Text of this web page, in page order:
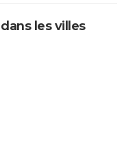
les villes